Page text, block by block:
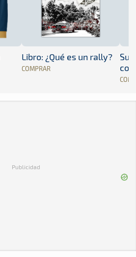
Libro: ¿Qué es un rally?
COMPRAR
Publicidad